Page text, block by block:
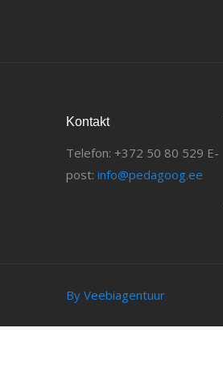
Kontakt
Telefon: +372 50 80 529 E-
post: info@pedagoog.ee
By Veebiagentuur